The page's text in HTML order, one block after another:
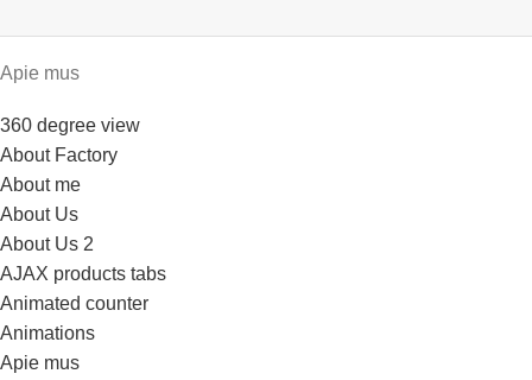
Apie mus
360 degree view
About Factory
About me
About Us
About Us 2
AJAX products tabs
Animated counter
Animations
Apie mus